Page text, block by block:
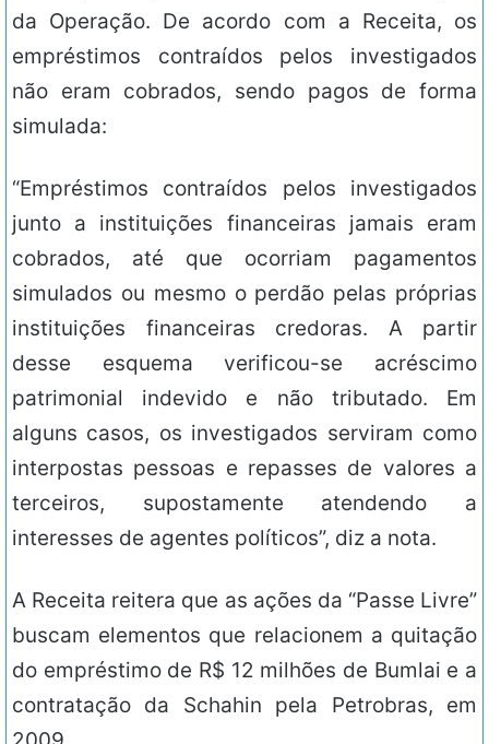
da Operação. De acordo com a Receita, os
empréstimos contraídos pelos investigados
não eram cobrados, sendo pagos de forma
simulada:
“Empréstimos contraídos pelos investigados
junto a instituições financeiras jamais eram
cobrados, até que ocorriam pagamentos
simulados ou mesmo o perdão pelas próprias
instituições financeiras credoras. A partir
desse esquema verificou-se acréscimo
patrimonial indevido e não tributado. Em
alguns casos, os investigados serviram como
interpostas pessoas e repasses de valores a
terceiros, supostamente atendendo a
interesses de agentes políticos”, diz a nota.
A Receita reitera que as ações da “Passe Livre”
buscam elementos que relacionem a quitação
do empréstimo de R$ 12 milhões de Bumlai e a
contratação da Schahin pela Petrobras, em